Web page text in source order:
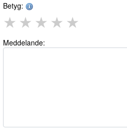
Betyg:
★ ★ ★ ★ ★
Meddelande: